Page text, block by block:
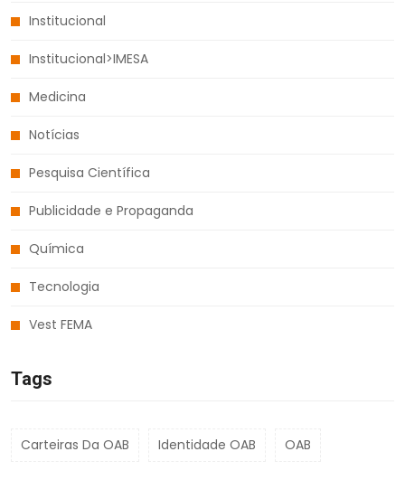
Institucional
Institucional>IMESA
Medicina
Notícias
Pesquisa Científica
Publicidade e Propaganda
Química
Tecnologia
Vest FEMA
Tags
Carteiras Da OAB Identidade OAB OAB